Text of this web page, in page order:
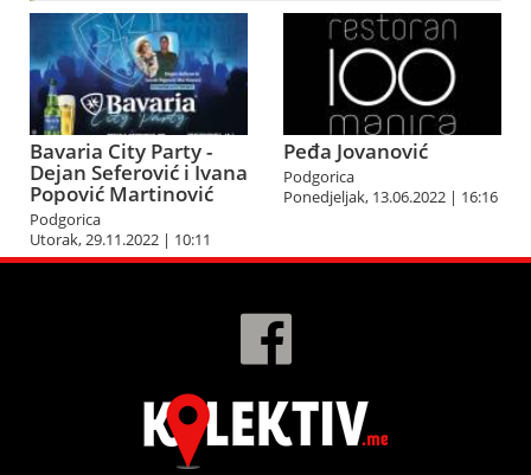
Bavaria City Party -
Dejan Seferović i Ivana
Popović Martinović
Podgorica
Utorak, 29.11.2022 | 10:11
Peđa Jovanović
Podgorica
Ponedjeljak, 13.06.2022 | 16:16